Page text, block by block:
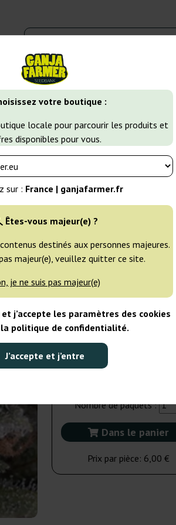
votre boutique :
locale pour parcourir les produits et
disponibles pour vous.
sur : France | ganjafarmer.fr
Êtes-vous majeur(e) ?
destinés aux personnes majeures.
majeur(e), veuillez quitter ce site.
je ne suis pas majeur(e)
j’accepte les paramètres des cookies
politique de confidentialité.
J’accepte et j’entre
Variétés de cannabis
Pyramid Seeds
1 graine
EXPÉD. 24H
5 graines
EXPÉD. 3-7 JOURS
Nombre de paquets :
Dans le panier
Prix par pièce: 6,00 €